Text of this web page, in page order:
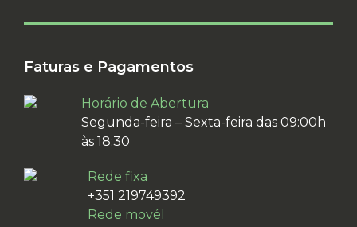
Faturas e Pagamentos
Horário de Abertura
Segunda-feira – Sexta-feira das 09:00h
às 18:30
Rede fixa
+351 219749392
Rede movél